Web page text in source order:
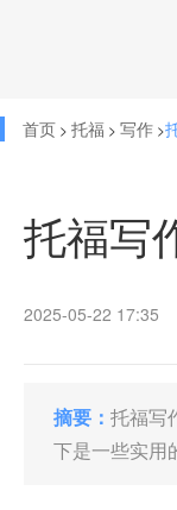
首页 > 托福 > 写作 >
托福写
2025-05-22 17:35
摘要： 托福写
下是一些实用